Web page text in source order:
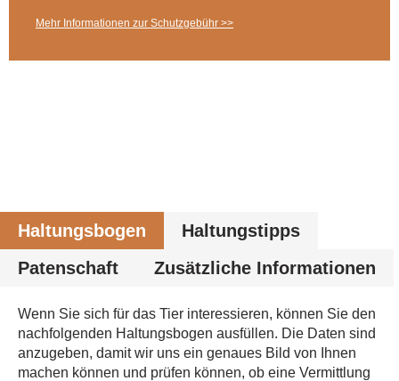
Mehr Informationen zur Schutzgebühr >>
Haltungsbogen
Haltungstipps
Patenschaft
Zusätzliche Informationen
Wenn Sie sich für das Tier interessieren, können Sie den
nachfolgenden Haltungsbogen ausfüllen. Die Daten sind
anzugeben, damit wir uns ein genaues Bild von Ihnen
machen können und prüfen können, ob eine Vermittlung